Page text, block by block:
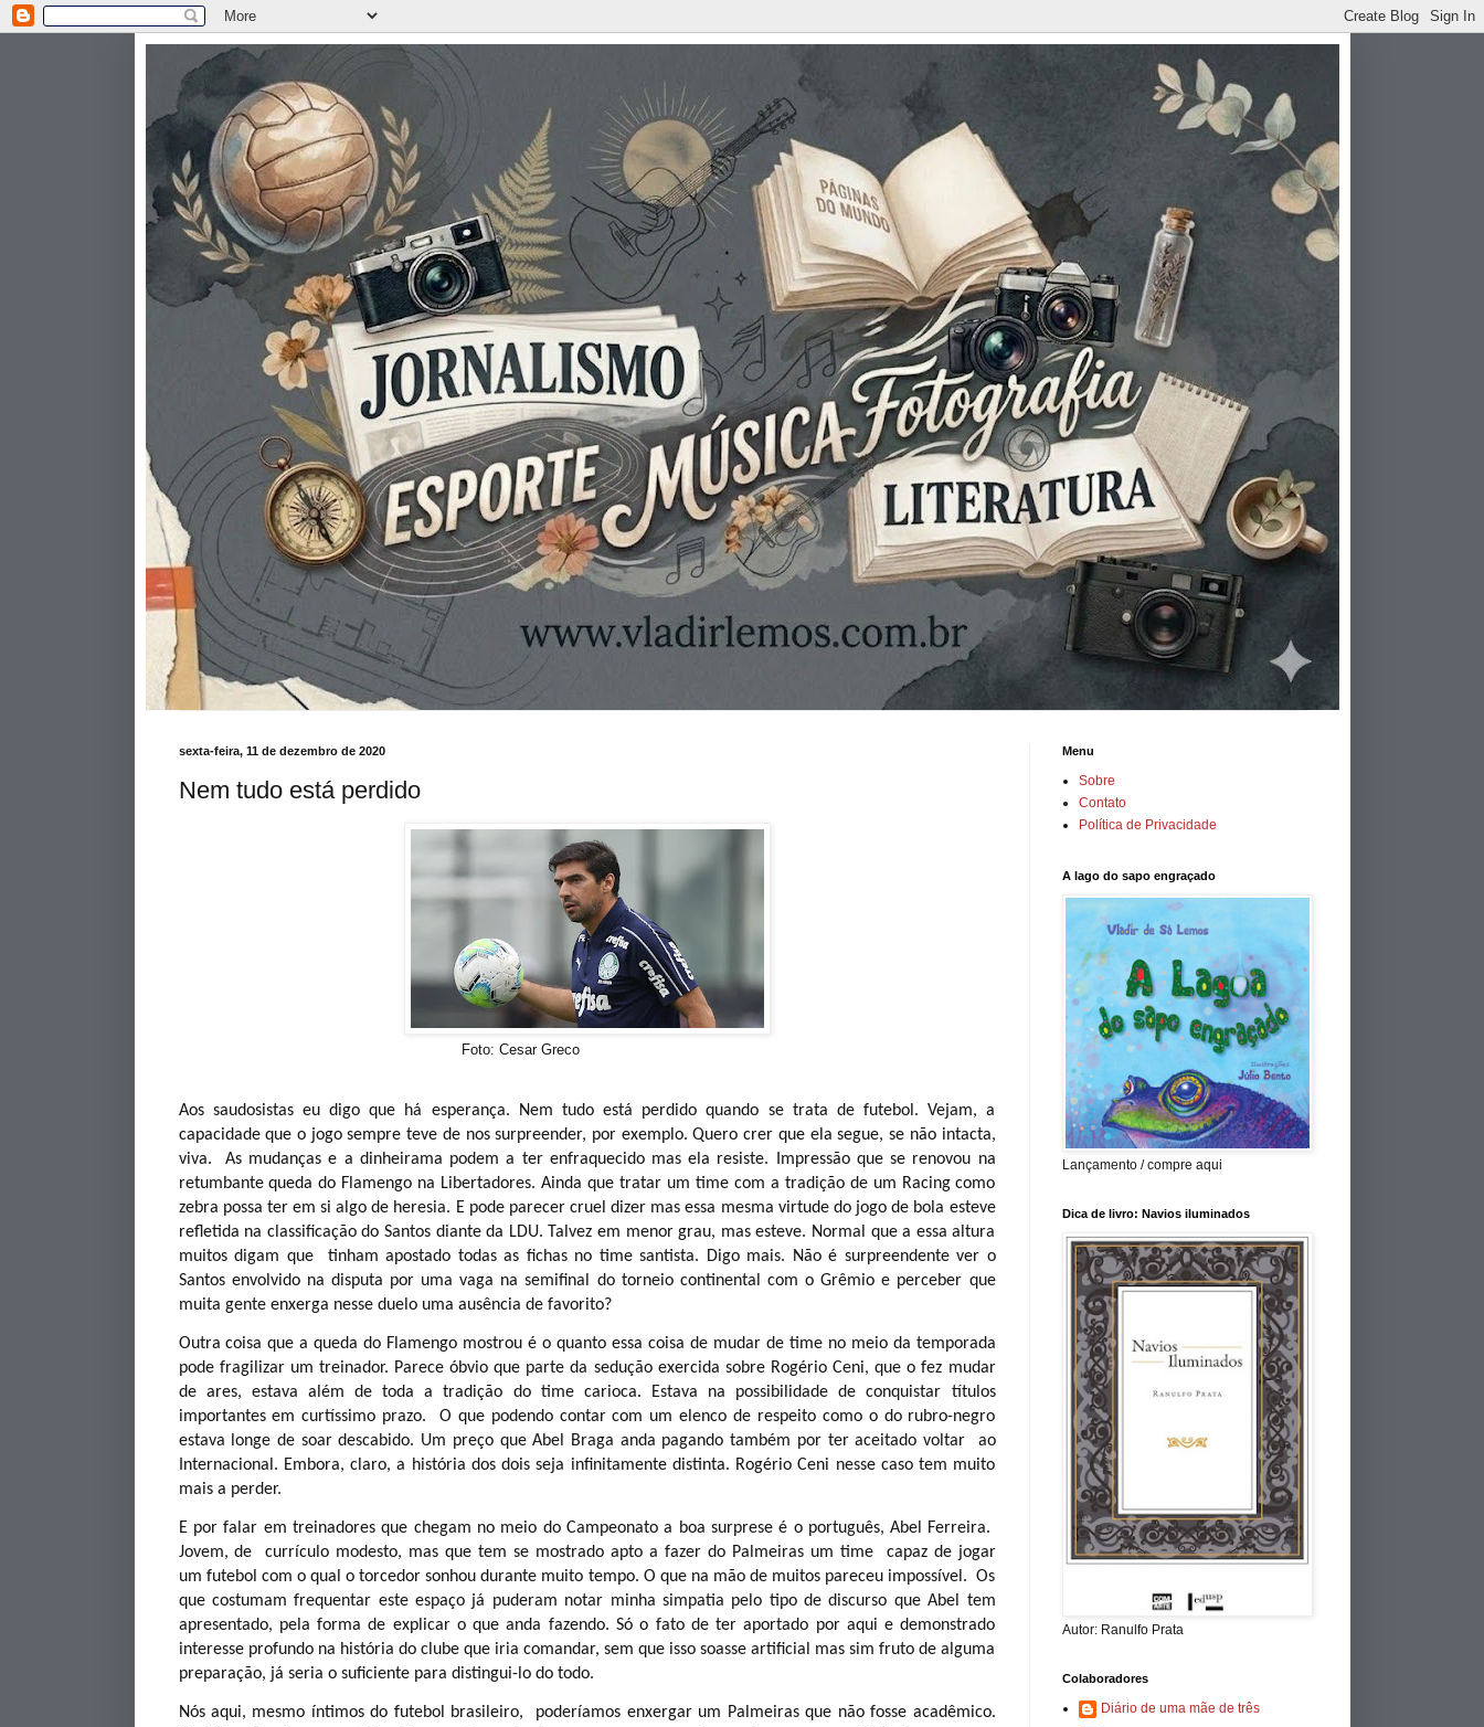
sexta-feira, 11 de dezembro de 2020
Nem tudo está perdido
Foto: Cesar Greco
Aos saudosistas eu digo que há esperança. Nem tudo está perdido quando se trata de futebol. Vejam, a
capacidade que o jogo sempre teve de nos surpreender, por exemplo. Quero crer que ela segue, se não intacta,
viva. As mudanças e a dinheirama podem a ter enfraquecido mas ela resiste. Impressão que se renovou na
retumbante queda do Flamengo na Libertadores. Ainda que tratar um time com a tradição de um Racing como
zebra possa ter em si algo de heresia. E pode parecer cruel dizer mas essa mesma virtude do jogo de bola esteve
refletida na classificação do Santos diante da LDU. Talvez em menor grau, mas esteve. Normal que a essa altura
muitos digam que tinham apostado todas as fichas no time santista. Digo mais. Não é surpreendente ver o
Santos envolvido na disputa por uma vaga na semifinal do torneio continental com o Grêmio e perceber que
muita gente enxerga nesse duelo uma ausência de favorito?
Outra coisa que a queda do Flamengo mostrou é o quanto essa coisa de mudar de time no meio da temporada
pode fragilizar um treinador. Parece óbvio que parte da sedução exercida sobre Rogério Ceni, que o fez mudar
de ares, estava além de toda a tradição do time carioca. Estava na possibilidade de conquistar títulos
importantes em curtíssimo prazo. O que podendo contar com um elenco de respeito como o do rubro-negro
estava longe de soar descabido. Um preço que Abel Braga anda pagando também por ter aceitado voltar ao
Internacional. Embora, claro, a história dos dois seja infinitamente distinta. Rogério Ceni nesse caso tem muito
mais a perder.
E por falar em treinadores que chegam no meio do Campeonato a boa surprese é o português, Abel Ferreira.
Jovem, de currículo modesto, mas que tem se mostrado apto a fazer do Palmeiras um time capaz de jogar
um futebol com o qual o torcedor sonhou durante muito tempo. O que na mão de muitos pareceu impossível. Os
que costumam frequentar este espaço já puderam notar minha simpatia pelo tipo de discurso que Abel tem
apresentado, pela forma de explicar o que anda fazendo. Só o fato de ter aportado por aqui e demonstrado
interesse profundo na história do clube que iria comandar, sem que isso soasse artificial mas sim fruto de alguma
preparação, já seria o suficiente para distingui-lo do todo.
Nós aqui, mesmo íntimos do futebol brasileiro, poderíamos enxergar um Palmeiras que não fosse acadêmico.
Menu
Sobre
Contato
Política de Privacidade
A lago do sapo engraçado
Lançamento / compre aqui
Dica de livro: Navios iluminados
Autor: Ranulfo Prata
Colaboradores
Diário de uma mãe de três